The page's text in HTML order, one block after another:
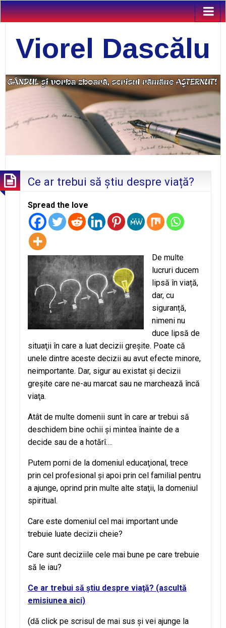
Viorel Dascălu
Ce ar trebui să știu despre viață?
Spread the love
De multe
lucruri ducem
lipsă în viață,
dar, cu
siguranță,
nimeni nu
duce lipsă de
situaţii în care a luat decizii greşite. Poate că
unele dintre aceste decizii au avut efecte minore,
neimportante. Dar, sigur au existat şi decizii
greşite care ne-au marcat sau ne marchează încă
viaţa.
Atât de multe domenii sunt în care ar trebui să
deschidem bine ochii şi mintea înainte de a
decide sau de a hotărî….
Putem porni de la domeniul educaţional, trece
prin cel profesional şi apoi prin cel familial pentru
a ajunge, oprind prin multe alte staţii, la domeniul
spiritual.
Care este domeniul cel mai important unde
trebuie luate decizii cheie?
Care sunt deciziile cele mai bune pe care trebuie
să le iau?
Ce ar trebui să ştiu despre viaţă? (ascultă
emisiunea aici)
(dă click pe scrisul de mai sus şi vei ajunge la